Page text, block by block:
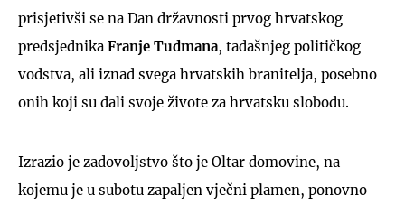
prisjetivši se na Dan državnosti prvog hrvatskog
predsjednika Franje Tuđmana, tadašnjeg političkog
vodstva, ali iznad svega hrvatskih branitelja, posebno
onih koji su dali svoje živote za hrvatsku slobodu.
Izrazio je zadovoljstvo što je Oltar domovine, na
kojemu je u subotu zapaljen vječni plamen, ponovno